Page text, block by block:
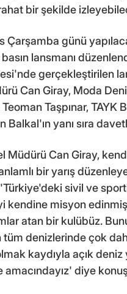
rahat bir şekilde
Çarşamba günü
lansmanı
gerçekleştirilen
Can Giray, Moda
Teoman Taşpınar, TAYK
Balkal'ın yanı sıra
Müdürü Can Giray,
bir yarış
sivil ve
kendine misyon
atan bir kulübüz.
tüm denizlerinde çok
kaydıyla açık deniz
amacındayız' diye